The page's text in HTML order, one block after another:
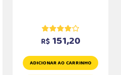
R$ 151,20
ADICIONAR AO CARRINHO